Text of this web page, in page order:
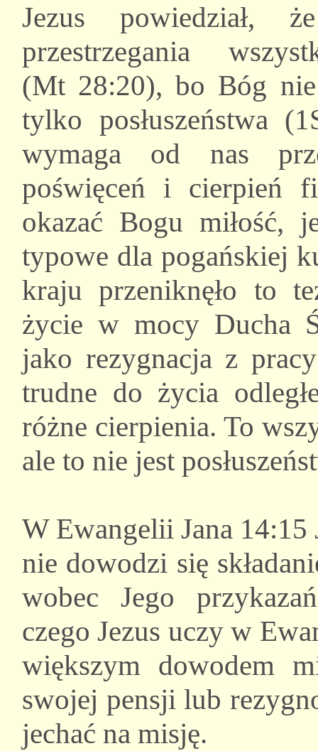
Jezus powiedział,
przestrzegania
(Mt 28:20), bo Bóg
tylko posłuszeństwa
wymaga od nas
poświęceń i cierpień
okazać Bogu miłość,
typowe dla pogańskiej
kraju przeniknęło to
życie w mocy Ducha
jako rezygnacja z
trudne do życia
różne cierpienia. To
ale to nie jest
W Ewangelii Jana 14:15
nie dowodzi się
wobec Jego
czego Jezus uczy w
większym dowodem
swojej pensji lub
jechać na misję.